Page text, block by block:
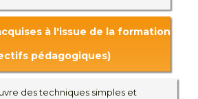
à l'issue de la formation
pédagogiques)
des techniques simples et